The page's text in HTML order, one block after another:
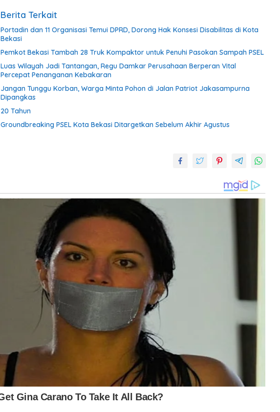
Berita Terkait
Portadin dan 11 Organisasi Temui DPRD, Dorong Hak Konsesi Disabilitas di Kota
Bekasi
Pemkot Bekasi Tambah 28 Truk Kompaktor untuk Penuhi Pasokan Sampah PSEL
Luas Wilayah Jadi Tantangan, Regu Damkar Perusahaan Berperan Vital
Percepat Penanganan Kebakaran
Jangan Tunggu Korban, Warga Minta Pohon di Jalan Patriot Jakasampurna
Dipangkas
20 Tahun
Groundbreaking PSEL Kota Bekasi Ditargetkan Sebelum Akhir Agustus